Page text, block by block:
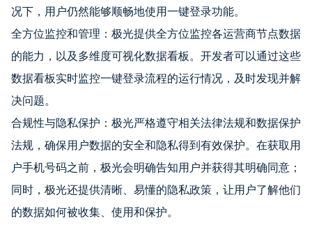
况下，用户仍然能够顺畅地使用一键登录功能。
全方位监控和管理：极光提供全方位监控各运营商节点数据
的能力，以及多维度可视化数据看板。开发者可以通过这些
数据看板实时监控一键登录流程的运行情况，及时发现并解
决问题。
合规性与隐私保护：极光严格遵守相关法律法规和数据保护
法规，确保用户数据的安全和隐私得到有效保护。在获取用
户手机号码之前，极光会明确告知用户并获得其明确同意；
同时，极光还提供清晰、易懂的隐私政策，让用户了解他们
的数据如何被收集、使用和保护。